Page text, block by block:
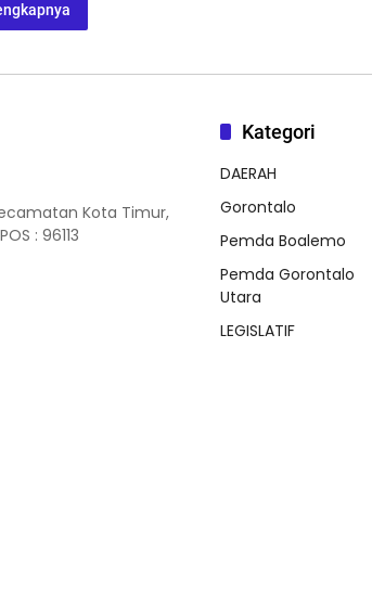
Kota Timur,
: 96113
Kategori
DAERAH
Gorontalo
Pemda Boalemo
Pemda Gorontalo
Utara
LEGISLATIF